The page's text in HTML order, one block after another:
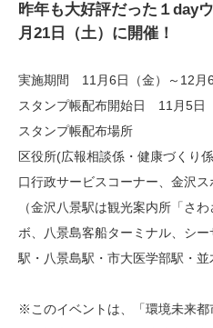
昨年も大好評だった１day
月21日（土）に開催！
実施期間 11月6日（金）～12月6
スタンプ帳配布開始日 11月5日
スタンプ帳配布場所
区役所(広報相談係・健康づくり
口行政サービスコーナー、金沢
（金沢八景駅は観光案内所「さ
ボ、八景島客船ターミナル、シ
駅・八景島駅・市大医学部駅・並
※このイベントは、「環境未来